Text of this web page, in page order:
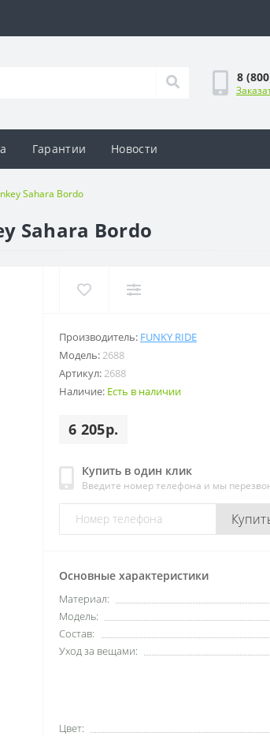
8
Гарантии Новости
Sahara Bordo
Sahara Bordo
Производитель: FUNKY RIDE
Модель: 2688
Артикул: 2688
Наличие: Есть в наличии
6 205р.
Купить в один клик
Введите номер телефона и мы
Основные характеристики
Материал:
Модель:
Состав:
Уход за вещами:
Цвет: